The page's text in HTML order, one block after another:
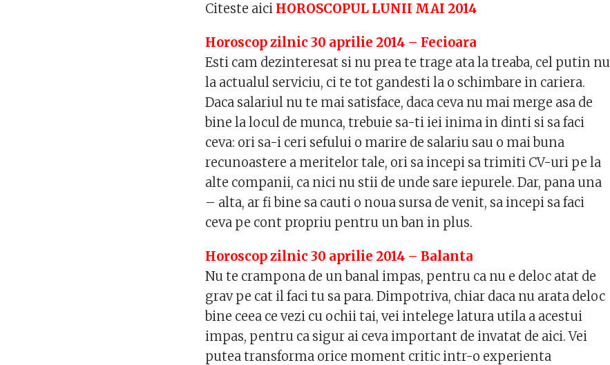
Citeste aici HOROSCOPUL LUNII MAI 2014
Horoscop zilnic 30 aprilie 2014 – Fecioara
Esti cam dezinteresat si nu prea te trage ata la treaba, cel putin nu
la actualul serviciu, ci te tot gandesti la o schimbare in cariera.
Daca salariul nu te mai satisface, daca ceva nu mai merge asa de
bine la locul de munca, trebuie sa-ti iei inima in dinti si sa faci
ceva: ori sa-i ceri sefului o marire de salariu sau o mai buna
recunoastere a meritelor tale, ori sa incepi sa trimiti CV-uri pe la
alte companii, ca nici nu stii de unde sare iepurele. Dar, pana una
– alta, ar fi bine sa cauti o noua sursa de venit, sa incepi sa faci
ceva pe cont propriu pentru un ban in plus.
Horoscop zilnic 30 aprilie 2014 – Balanta
Nu te crampona de un banal impas, pentru ca nu e deloc atat de
grav pe cat il faci tu sa para. Dimpotriva, chiar daca nu arata deloc
bine ceea ce vezi cu ochii tai, vei intelege latura utila a acestui
impas, pentru ca sigur ai ceva important de invatat de aici. Vei
putea transforma orice moment critic intr-o experienta